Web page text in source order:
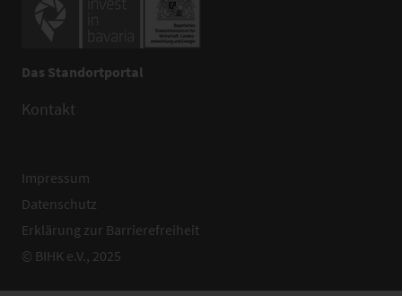
Das Standortportal
Kontakt
Impressum
Datenschutz
Erklärung zur Barrierefreiheit
© BIHK e.V., 2025